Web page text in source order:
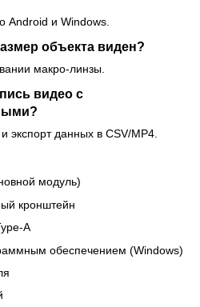
Android и Windows.
объекта виден?
макро-линзы.
видео с
экспорт данных в CSV/MP4.
модуль)
кронштейн
A
обеспечением (Windows)